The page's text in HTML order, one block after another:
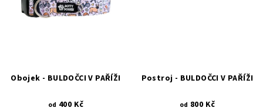
Obojek - BULDOČCI V PAŘÍŽI
od 400 Kč
Postroj - BULDOČCI V PAŘÍŽI
od 800 Kč